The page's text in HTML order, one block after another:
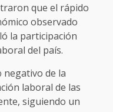
que el rápido
observado
la participación
del país.
negativo de la
laboral de las
siguiendo un